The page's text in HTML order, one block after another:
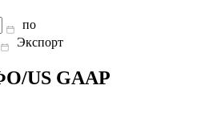
по
Экспорт
US GAAP